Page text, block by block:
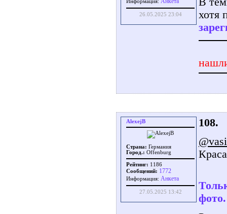
Информация:
26.05.2025 23:04
хотя
AlexejB
Страна: Германия
Город.: Offenburg
Рейтинг: 1186
Сообщений: 1772
Информация: Aнкета
27.05.2025 13:42
108.
фото.